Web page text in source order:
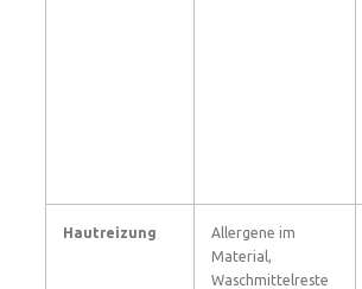
Hautreizung
Allergene im
Material,
Waschmittelreste